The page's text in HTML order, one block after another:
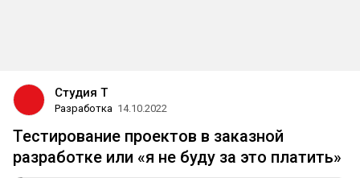
Студия Т
Разработка 14.10.2022
Тестирование проектов в заказной
разработке или «я не буду за это платить»